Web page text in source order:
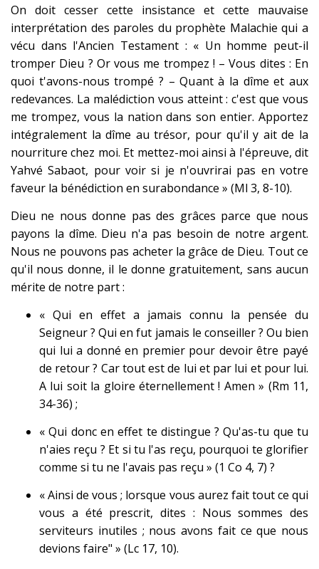
On doit cesser cette insistance et cette mauvaise
interprétation des paroles du prophète Malachie qui a
vécu dans l'Ancien Testament : « Un homme peut-il
tromper Dieu ? Or vous me trompez ! – Vous dites : En
quoi t'avons-nous trompé ? – Quant à la dîme et aux
redevances. La malédiction vous atteint : c'est que vous
me trompez, vous la nation dans son entier. Apportez
intégralement la dîme au trésor, pour qu'il y ait de la
nourriture chez moi. Et mettez-moi ainsi à l'épreuve, dit
Yahvé Sabaot, pour voir si je n'ouvrirai pas en votre
faveur la bénédiction en surabondance » (Ml 3, 8-10).
Dieu ne nous donne pas des grâces parce que nous
payons la dîme. Dieu n'a pas besoin de notre argent.
Nous ne pouvons pas acheter la grâce de Dieu. Tout ce
qu'il nous donne, il le donne gratuitement, sans aucun
mérite de notre part :
« Qui en effet a jamais connu la pensée du
Seigneur ? Qui en fut jamais le conseiller ? Ou bien
qui lui a donné en premier pour devoir être payé
de retour ? Car tout est de lui et par lui et pour lui.
A lui soit la gloire éternellement ! Amen » (Rm 11,
34-36) ;
« Qui donc en effet te distingue ? Qu'as-tu que tu
n'aies reçu ? Et si tu l'as reçu, pourquoi te glorifier
comme si tu ne l'avais pas reçu » (1 Co 4, 7) ?
« Ainsi de vous ; lorsque vous aurez fait tout ce qui
vous a été prescrit, dites : Nous sommes des
serviteurs inutiles ; nous avons fait ce que nous
devions faire" » (Lc 17, 10).